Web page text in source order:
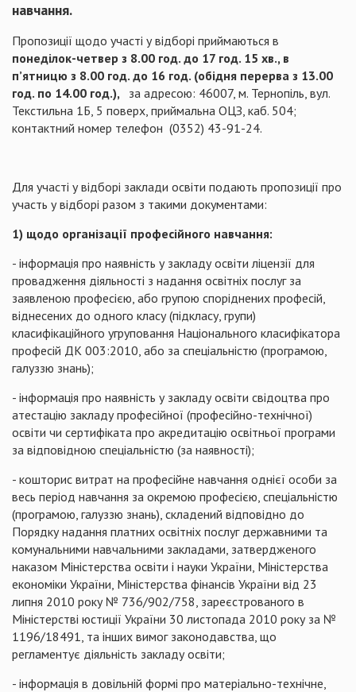
навчання.
Пропозиції щодо участі у відборі приймаються в
понеділок-четвер з 8.00 год. до 17 год. 15 хв., в
п’ятницю з 8.00 год. до 16 год. (обідня перерва з 13.00
год. по 14.00 год.),
за адресою: 46007, м. Тернопіль, вул.
Текстильна 1Б, 5 поверх, приймальна ОЦЗ, каб. 504;
контактний номер телефон (0352) 43-91-24.
Для участі у відборі заклади освіти подають пропозиції про
участь у відборі разом з такими документами:
1) щодо організації професійного навчання:
- інформація про наявність у закладу освіти ліцензії для
провадження діяльності з надання освітніх послуг за
заявленою професією, або групою споріднених професій,
віднесених до одного класу (підкласу, групи)
класифікаційного угруповання Національного класифікатора
професій ДК 003:2010, або за спеціальністю (програмою,
галуззю знань);
- інформація про наявність у закладу освіти свідоцтва про
атестацію закладу професійної (професійно-технічної)
освіти чи сертифіката про акредитацію освітньої програми
за відповідною спеціальністю (за наявності);
- кошторис витрат на професійне навчання однієї особи за
весь період навчання за окремою професією, спеціальністю
(програмою, галуззю знань), складений відповідно до
Порядку надання платних освітніх послуг державними та
комунальними навчальними закладами, затвердженого
наказом Міністерства освіти і науки України, Міністерства
економіки України, Міністерства фінансів України від 23
липня 2010 року № 736/902/758, зареєстрованого в
Міністерстві юстиції України 30 листопада 2010 року за №
1196/18491, та інших вимог законодавства, що
регламентує діяльність закладу освіти;
- інформація в довільній формі про матеріально-технічне,